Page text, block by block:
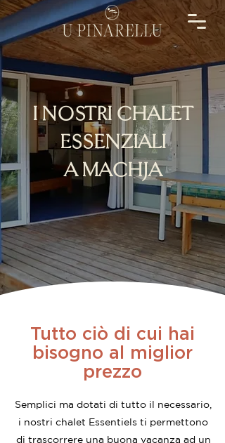
I NOSTRI CHALET
ESSENZIALI
A MACHJA
Tutto ciò di cui hai
bisogno al miglior
prezzo
Semplici ma dotati di tutto il necessario,
i nostri chalet Essentiels ti permettono
di trascorrere una buona vacanza ad un